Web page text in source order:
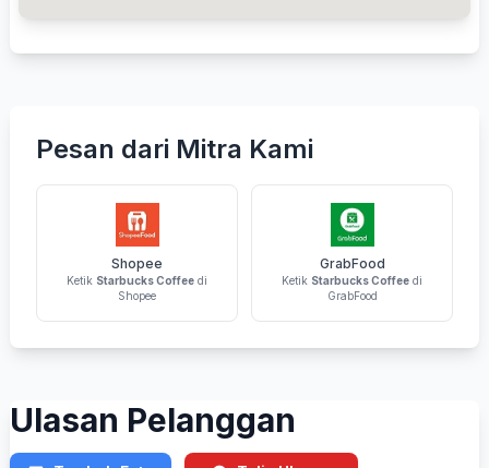
Pesan dari Mitra Kami
Shopee
Ketik Starbucks Coffee di
Shopee
GrabFood
Ketik Starbucks Coffee di
GrabFood
Ulasan Pelanggan